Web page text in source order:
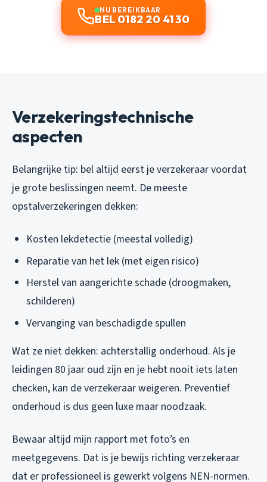
NU BEREIKBAAR
BEL 0182 20 41 30
Verzekeringstechnische
aspecten
Belangrijke tip: bel altijd eerst je verzekeraar voordat
je grote beslissingen neemt. De meeste
opstalverzekeringen dekken:
Kosten lekdetectie (meestal volledig)
Reparatie van het lek (met eigen risico)
Herstel van aangerichte schade (droogmaken,
schilderen)
Vervanging van beschadigde spullen
Wat ze niet dekken: achterstallig onderhoud. Als je
leidingen 80 jaar oud zijn en je hebt nooit iets laten
checken, kan de verzekeraar weigeren. Preventief
onderhoud is dus geen luxe maar noodzaak.
Bewaar altijd mijn rapport met foto’s en
meetgegevens. Dat is je bewijs richting verzekeraar
dat er professioneel is gewerkt volgens NEN-normen.